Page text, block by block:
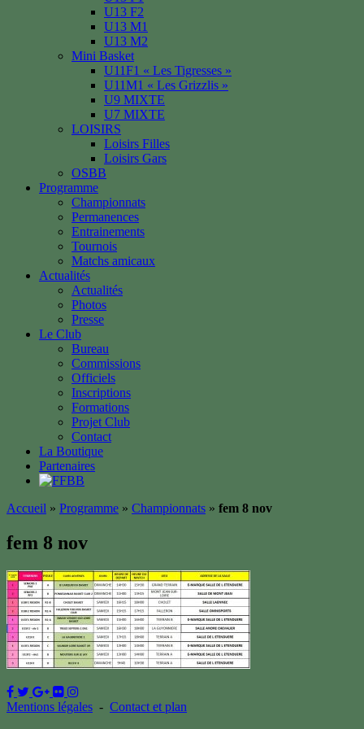
U13 F2
U13 M1
U13 M2
Mini Basket
U11F1 « Les Tigresses »
U11M1 « Les Grizzlis »
U9 MIXTE
U7 MIXTE
LOISIRS
Loisirs Filles
Loisirs Gars
OSBB
Programme
Championnats
Permanences
Entrainements
Tournois
Matchs amicaux
Actualités
Actualités
Photos
Presse
Le Club
Bureau
Commissions
Officiels
Inscriptions
Formations
Projet Club
Contact
La Boutique
Partenaires
Accueil » Programme » Championnats » fem 8 nov
fem 8 nov
Mentions légales - Contact et plan